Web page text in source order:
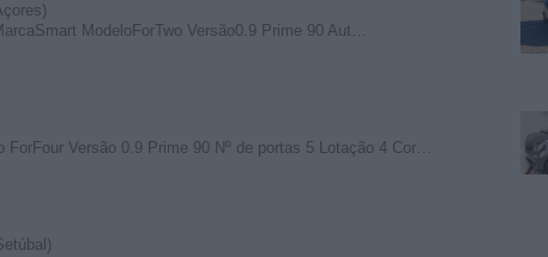
ModeloForTwo Versão0.9 Prime 90 Aut…
ForFour Versão 0.9 Prime 90 Nº de portas 5 Lotação 4 Cor…